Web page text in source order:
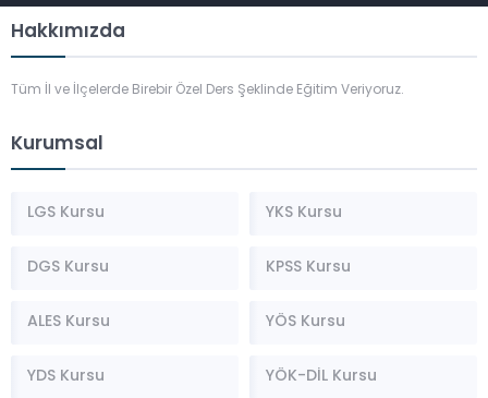
Hakkımızda
Tüm İl ve İlçelerde Birebir Özel Ders Şeklinde Eğitim Veriyoruz.
Kurumsal
LGS Kursu YKS Kursu
DGS Kursu KPSS Kursu
ALES Kursu YÖS Kursu
YDS Kursu YÖK-DİL Kursu